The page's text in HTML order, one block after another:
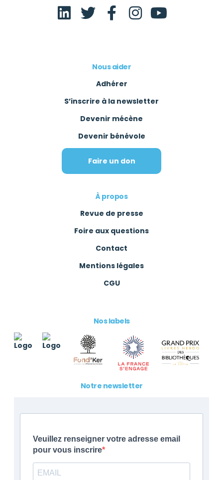
Nous aider
Adhérer
S’inscrire à la newsletter
Devenir mécène
Devenir bénévole
Faire un don
À propos
Revue de presse
Foire aux questions
Contact
Mentions légales
CGU
Nos labels
Notre newsletter
Veuillez renseigner votre adresse email
pour vous inscrire